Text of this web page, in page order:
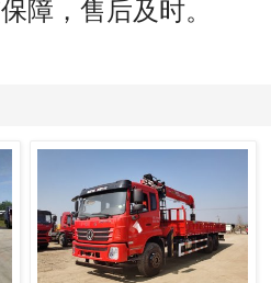
障，售后及时。